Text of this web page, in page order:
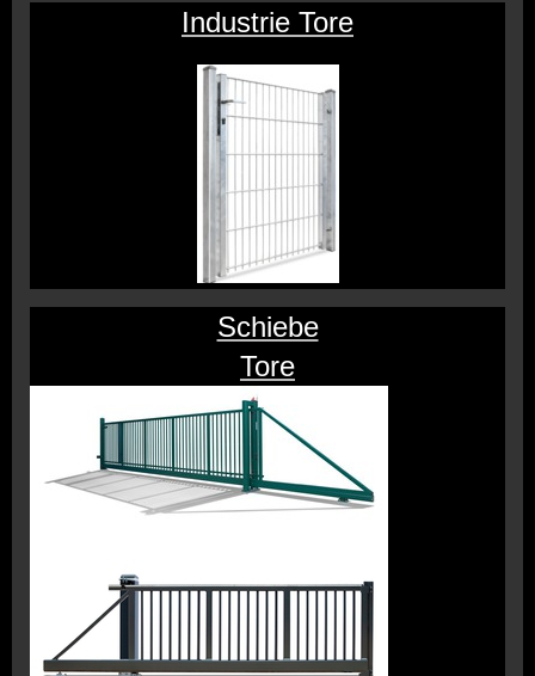
Industrie Tore
Schiebe
Tore